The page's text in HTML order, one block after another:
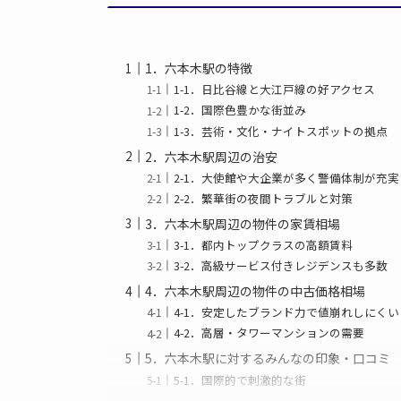
1．六本木駅の特徴
1-1．日比谷線と大江戸線の好アクセス
1-2．国際色豊かな街並み
1-3．芸術・文化・ナイトスポットの拠点
2．六本木駅周辺の治安
2-1．大使館や大企業が多く警備体制が充実
2-2．繁華街の夜間トラブルと対策
3．六本木駅周辺の物件の家賃相場
3-1．都内トップクラスの高額賃料
3-2．高級サービス付きレジデンスも多数
4．六本木駅周辺の物件の中古価格相場
4-1．安定したブランド力で値崩れしにくい
4-2．高層・タワーマンションの需要
5．六本木駅に対するみんなの印象・口コミ
5-1．国際的で刺激的な街